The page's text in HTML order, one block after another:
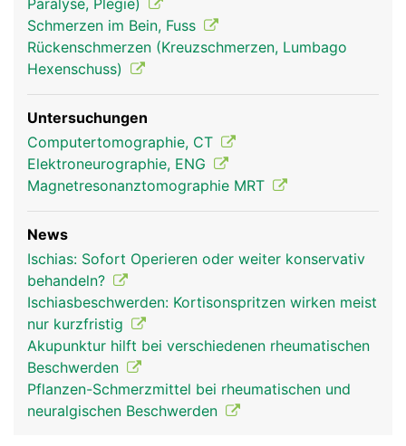
ischiasnerv frau
Paralyse, Plegie)
Schmerzen im Bein, Fuss
Rückenschmerzen (Kreuzschmerzen, Lumbago
Hexenschuss)
Untersuchungen
Computertomographie, CT
Elektroneurographie, ENG
Magnetresonanztomographie MRT
News
Ischias: Sofort Operieren oder weiter konservativ
behandeln?
Ischiasbeschwerden: Kortisonspritzen wirken meist
nur kurzfristig
Akupunktur hilft bei verschiedenen rheumatischen
Beschwerden
Pflanzen-Schmerzmittel bei rheumatischen und
neuralgischen Beschwerden